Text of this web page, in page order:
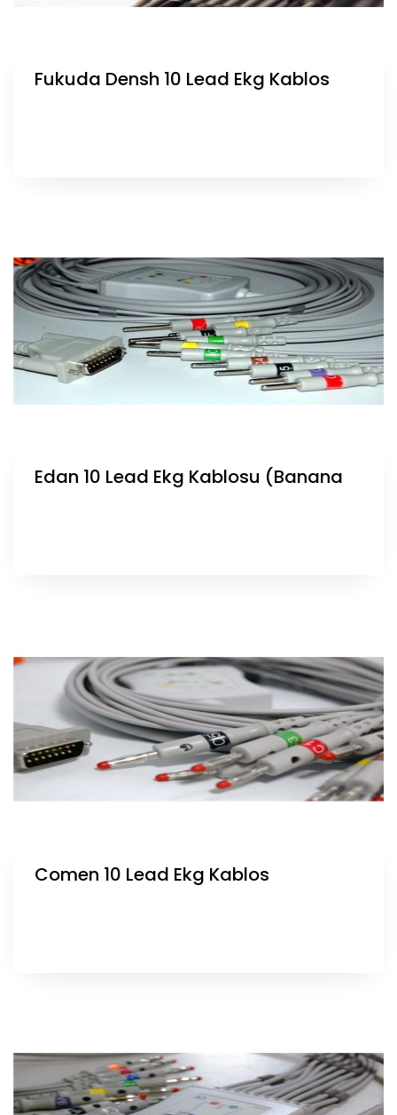
Fukuda Densh 10 Lead Ekg Kablos
Edan 10 Lead Ekg Kablosu (Banana
Comen 10 Lead Ekg Kablos